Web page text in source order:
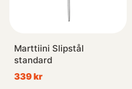
Marttiini Slipstål
standard
339 kr